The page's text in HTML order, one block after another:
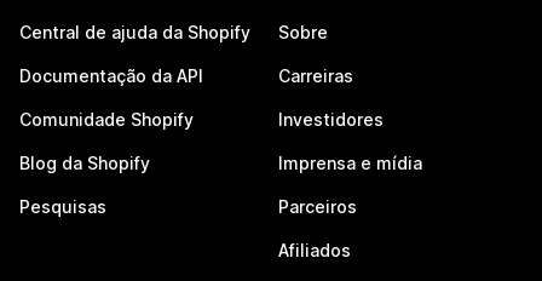
Central de ajuda da Shopify
Documentação da API
Comunidade Shopify
Blog da Shopify
Pesquisas
Sobre
Carreiras
Investidores
Imprensa e mídia
Parceiros
Afiliados